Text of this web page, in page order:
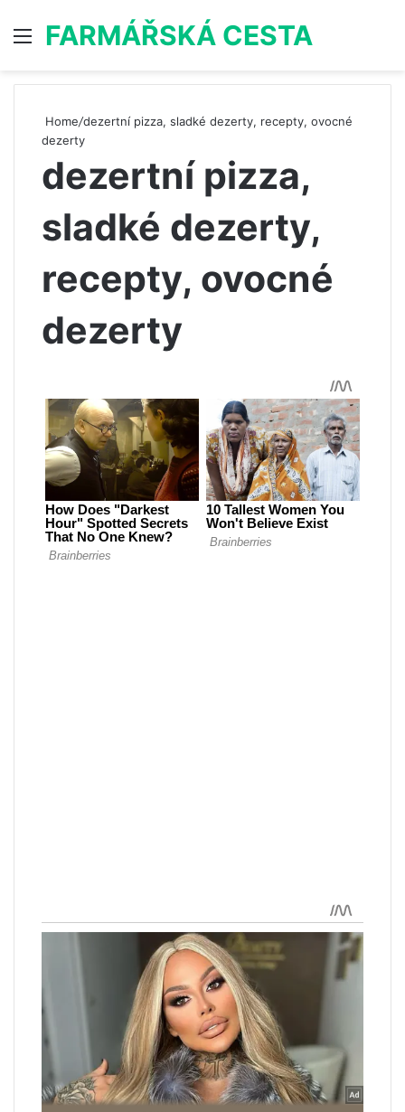
Menu
FARMÁŘSKÁ CESTA
Home/dezertní pizza, sladké dezerty, recepty, ovocné
dezerty
dezertní pizza,
sladké dezerty,
recepty, ovocné
dezerty